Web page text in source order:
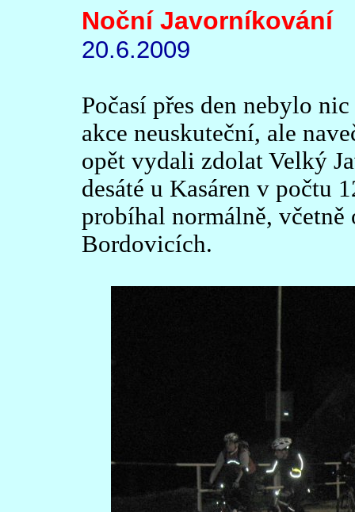
Noční Javorníkování
20.6.2009
Počasí přes den nebylo
akce neuskuteční, ale
opět vydali zdolat Velký
desáté u Kasáren v počtu
probíhal normálně,
Bordovicích.